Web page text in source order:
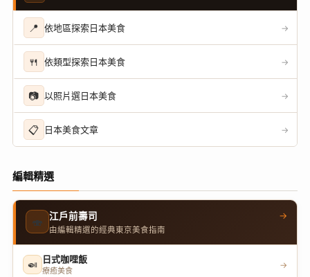
📍 依地區探索日本美食 →
🍴 依類型探索日本美食 →
📷 以照片選日本美食 →
📋 日本美食文章 →
編輯精選
🍣 江戶前壽司
由編輯精選的經典東京美食指南
→
🍛 日式咖哩飯
療癒美食
→